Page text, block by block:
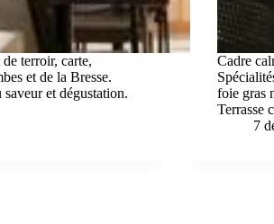
terroir, carte,
et de la Bresse.
et dégustation.
Cadre
foie gras
Terrasse
7